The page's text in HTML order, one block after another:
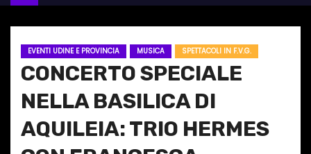
EVENTI UDINE E PROVINCIA MUSICA SPETTACOLI IN F.V.G.
CONCERTO SPECIALE
NELLA BASILICA DI
AQUILEIA: TRIO HERMES